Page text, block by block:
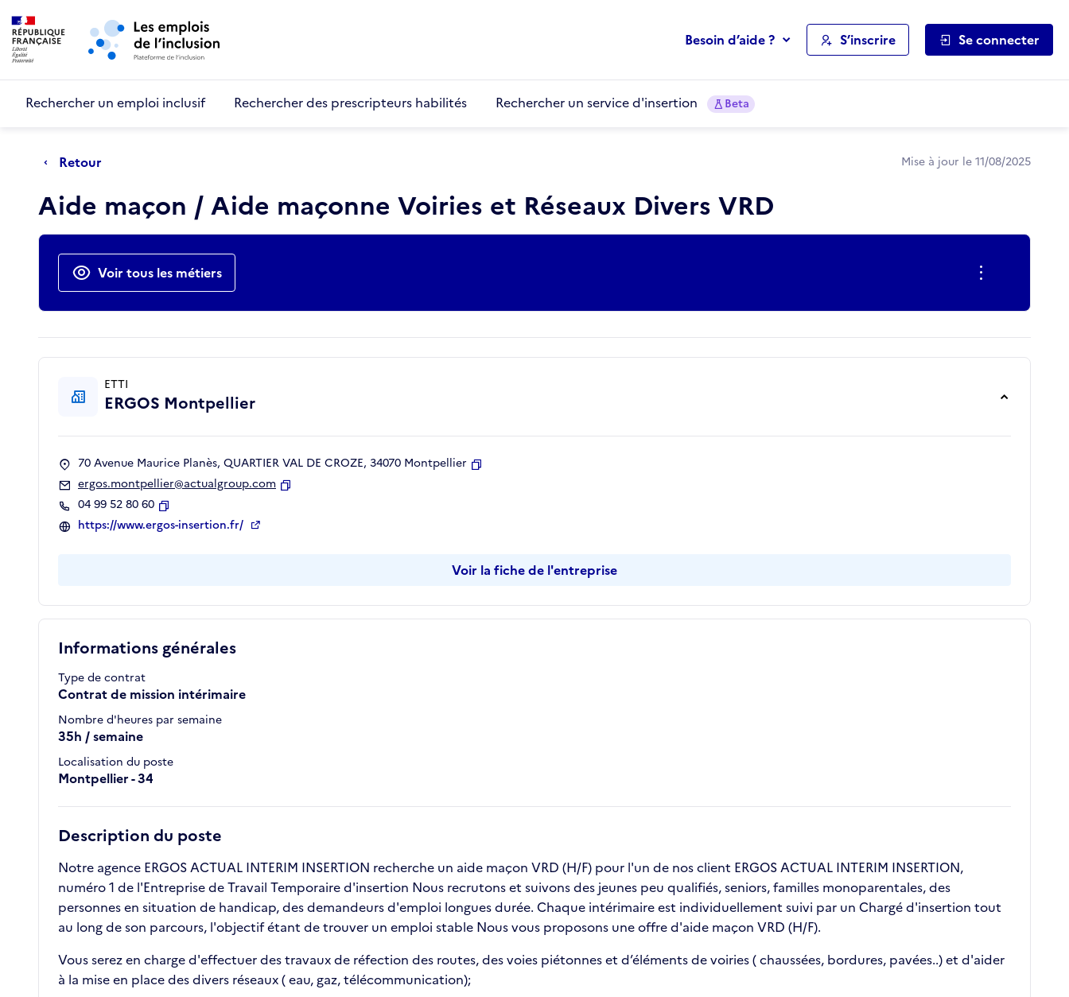
Aller au menu principal
Besoin d’aide ? S’inscrire Se connecter
Rechercher un emploi inclusif Rechercher des prescripteurs habilités Rechercher un service d'insertion Beta
Retour Mise à jour le 11/08/2025
Aide maçon / Aide maçonne Voiries et Réseaux Divers VRD
Actions rapides
Voir tous les métiers
Informations générales
Type de contrat
Contrat de mission intérimaire
Nombre d'heures par semaine
35h / semaine
Localisation du poste
Montpellier - 34
Description du poste
Notre agence ERGOS ACTUAL INTERIM INSERTION recherche un aide maçon VRD (H/F) pour l'un de nos client ERGOS ACTUAL INTERIM INSERTION,
numéro 1 de l'Entreprise de Travail Temporaire d'insertion Nous recrutons et suivons des jeunes peu qualifiés, seniors, familles monoparentales, des
personnes en situation de handicap, des demandeurs d'emploi longues durée. Chaque intérimaire est individuellement suivi par un Chargé d'insertion tout
au long de son parcours, l'objectif étant de trouver un emploi stable Nous vous proposons une offre d'aide maçon VRD (H/F).
Vous serez en charge d'effectuer des travaux de réfection des routes, des voies piétonnes et d’éléments de voiries ( chaussées, bordures, pavées..) et d'aider
à la mise en place des divers réseaux ( eau, gaz, télécommunication);
ETTI
ERGOS Montpellier
70 Avenue Maurice Planès, QUARTIER VAL DE CROZE, 34070 Montpellier
ergos.montpellier@actualgroup.com
04 99 52 80 60
Copier
https://www.ergos-insertion.fr/
Voir la fiche de l'entreprise